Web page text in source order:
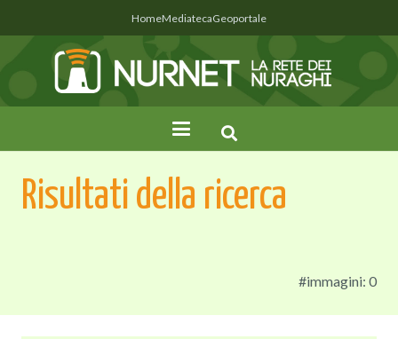
HomeMediatecaGeoportale
Risultati della ricerca
#immagini: 0